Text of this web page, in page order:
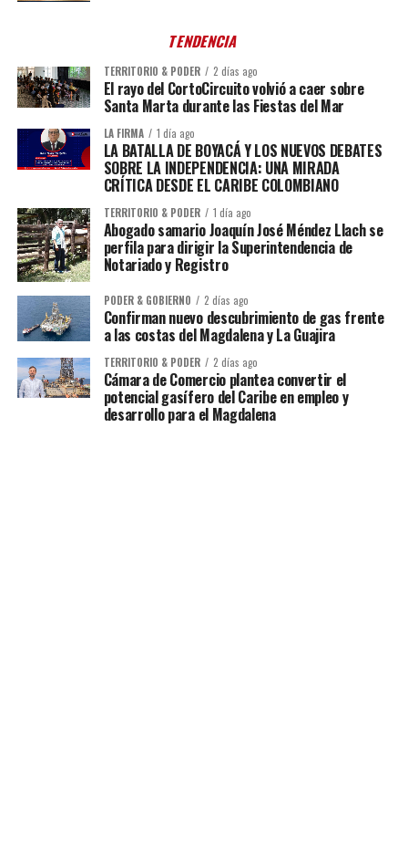
TENDENCIA
TERRITORIO & PODER 2 días ago
El rayo del CortoCircuito volvió a caer sobre
Santa Marta durante las Fiestas del Mar
LA FIRMA 1 día ago
LA BATALLA DE BOYACÁ Y LOS NUEVOS DEBATES
SOBRE LA INDEPENDENCIA: UNA MIRADA
CRÍTICA DESDE EL CARIBE COLOMBIANO
TERRITORIO & PODER 1 día ago
Abogado samario Joaquín José Méndez Llach se
perfila para dirigir la Superintendencia de
Notariado y Registro
PODER & GOBIERNO 2 días ago
Confirman nuevo descubrimiento de gas frente
a las costas del Magdalena y La Guajira
TERRITORIO & PODER 2 días ago
Cámara de Comercio plantea convertir el
potencial gasífero del Caribe en empleo y
desarrollo para el Magdalena